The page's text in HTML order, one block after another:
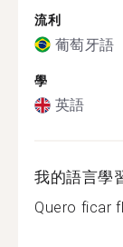
流利
葡萄牙語
學
英語
我的語言學
Quero ficar